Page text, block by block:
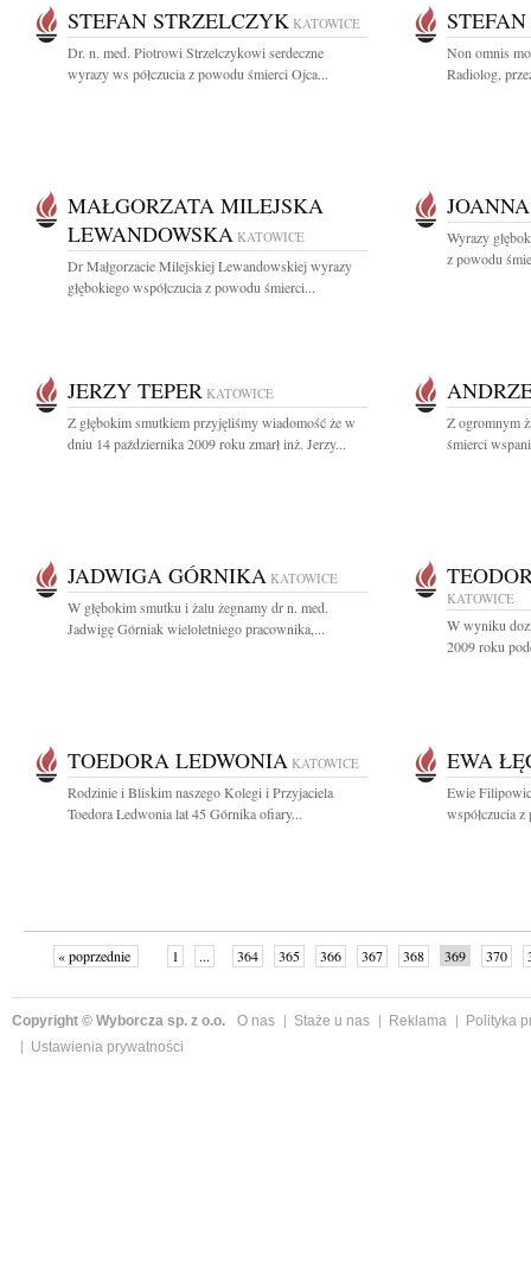
STEFAN STRZELCZYK KATOWICE
Dr. n. med. Piotrowi Strzelczykowi serdeczne
wyrazy ws półczucia z powodu śmierci Ojca...
Non omnis
Radiolog,
MAŁGORZATA MILEJSKA
LEWANDOWSKA KATOWICE
Dr Małgorzacie Milejskiej Lewandowskiej wyrazy
głębokiego współczucia z powodu śmierci...
Wyrazy
z powodu
JERZY TEPER KATOWICE
Z głębokim smutkiem przyjęliśmy wiadomość że w
dniu 14 października 2009 roku zmarł inż. Jerzy...
Z ogromnym
śmierci
JADWIGA GÓRNIKA KATOWICE
W głębokim smutku i żalu żegnamy dr n. med.
Jadwigę Górniak wieloletniego pracownika,...
KATOWICE
W wyniku
2009 roku
TOEDORA LEDWONIA KATOWICE
Rodzinie i Bliskim naszego Kolegi i Przyjaciela
Toedora Ledwonia lat 45 Górnika ofiary...
EWA
Ewie
współczucia
« poprzednie 1 ... 364 365 366 367 368 369 370
Copyright © Wyborcza sp. z o.o. O nas Staże u nas Reklama
Polityka
Ustawienia prywatności